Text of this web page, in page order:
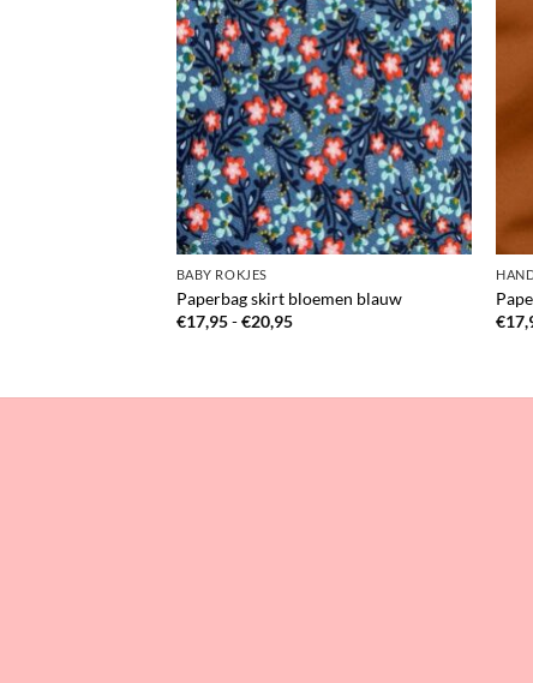
BABY ROKJES
Paperbag skirt bloemen blauw
€17,95-€20,95Prijsklasse:
€